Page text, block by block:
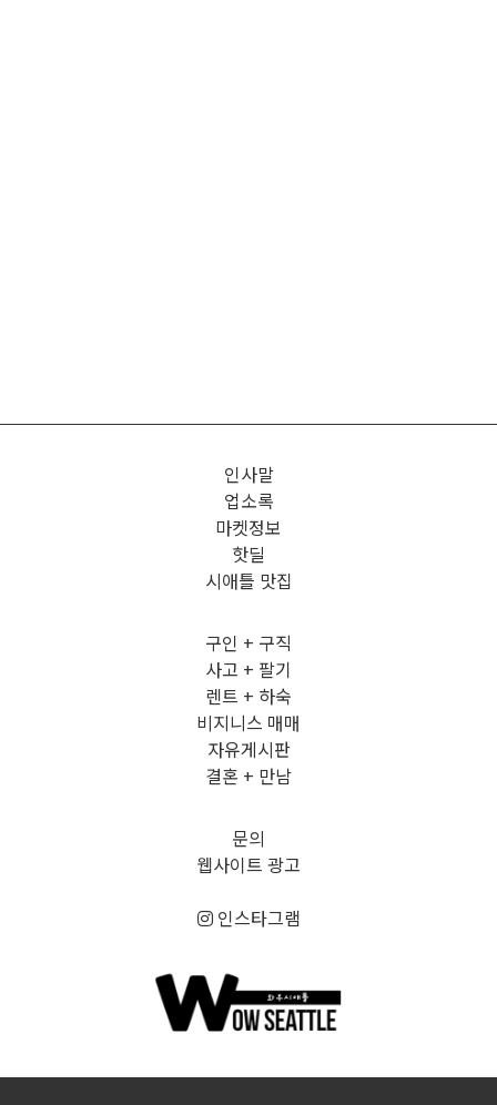
인사말
업소록
마켓정보
핫딜
시애틀 맛집
구인 + 구직
사고 + 팔기
렌트 + 하숙
비지니스 매매
자유게시판
결혼 + 만남
문의
웹사이트 광고
인스타그램